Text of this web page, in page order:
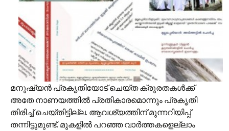
മനുഷ്യൻ പ്രകൃതിയോട് ചെയ്ത ക്രൂരതകൾക്ക്
അതേ നാണയത്തിൽ പ്രതികാരമൊന്നും പ്രകൃതി
തിരിച്ച് ചെയ്തിട്ടില്ല. ആവശ്യത്തിന് മുന്നറിയിപ്പ്
തന്നിട്ടുമുണ്ട്. മുകളിൽ പറഞ്ഞ വാർത്തകളെല്ലാം